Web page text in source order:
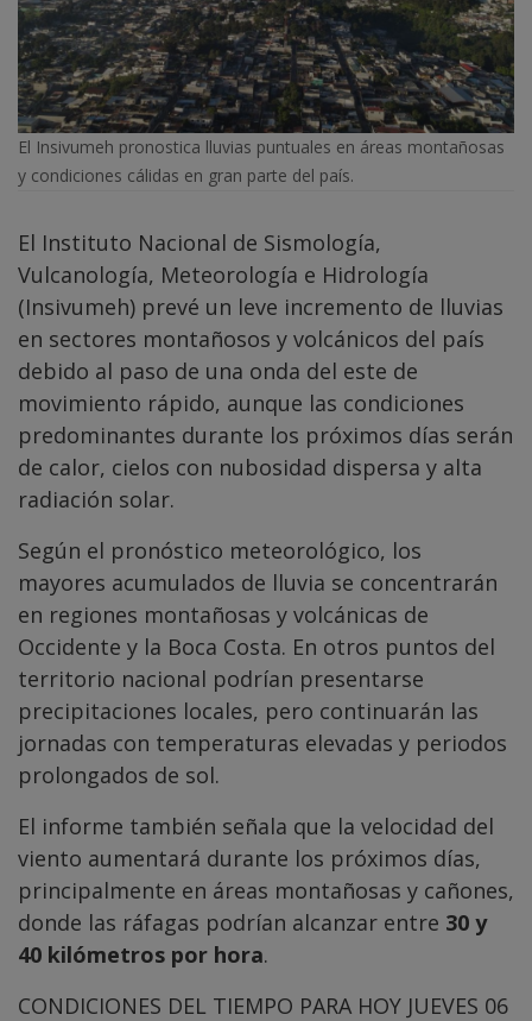
El Insivumeh pronostica lluvias puntuales en áreas montañosas
y condiciones cálidas en gran parte del país.
El Instituto Nacional de Sismología,
Vulcanología, Meteorología e Hidrología
(Insivumeh) prevé un leve incremento de lluvias
en sectores montañosos y volcánicos del país
debido al paso de una onda del este de
movimiento rápido, aunque las condiciones
predominantes durante los próximos días serán
de calor, cielos con nubosidad dispersa y alta
radiación solar.
Según el pronóstico meteorológico, los
mayores acumulados de lluvia se concentrarán
en regiones montañosas y volcánicas de
Occidente y la Boca Costa. En otros puntos del
territorio nacional podrían presentarse
precipitaciones locales, pero continuarán las
jornadas con temperaturas elevadas y periodos
prolongados de sol.
El informe también señala que la velocidad del
viento aumentará durante los próximos días,
principalmente en áreas montañosas y cañones,
donde las ráfagas podrían alcanzar entre 30 y
40 kilómetros por hora.
CONDICIONES DEL TIEMPO PARA HOY JUEVES 06